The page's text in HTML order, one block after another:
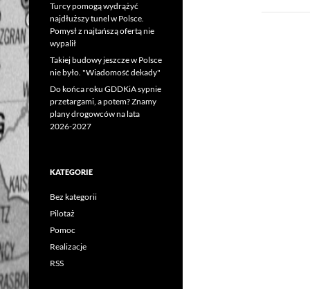
Turcy pomogą wydrążyć
najdłuższy tunel w Polsce.
Pomysł z najtańszą ofertą nie
wypalił
Takiej budowy jeszcze w Polsce
nie było. "Wiadomość dekady"
Do końca roku GDDKiA sypnie
przetargami, a potem? Znamy
plany drogowców na lata
2026-2027
KATEGORIE
Bez kategorii
Pilotaż
Pomoc
Realizacje
RSS